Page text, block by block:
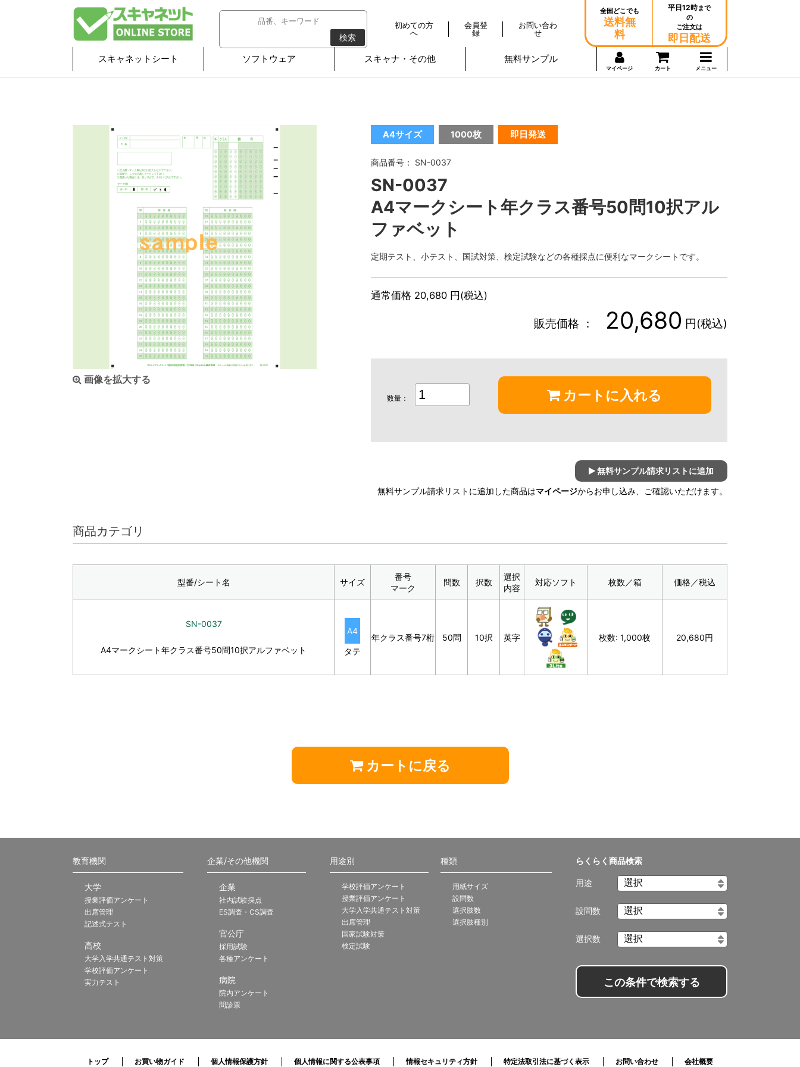
検索
初めての方
へ
会員登
録
お問い合わ
せ
全国どこでも
送料無
料
平日12時まで
の
ご注文は
即日配送
スキャネットシート ソフトウェア スキャナ・その他 無料サンプル
マイページ カート メニュー
画像を拡大する
A4サイズ 1000枚 即日発送
商品番号： SN-0037
SN-0037
A4マークシート年クラス番号50問10択アル
ファベット
定期テスト、小テスト、国試対策、検定試験などの各種採点に便利なマークシートです。
通常価格 20,680 円(税込)
販売価格 ： 20,680 円(税込)
数量： カートに入れる
無料サンプル請求リストに追加
無料サンプル請求リストに追加した商品はマイページからお申し込み、ご確認いただけます。
商品カテゴリ
型番/シート名 サイズ
番号
マーク
問数 択数
選択
内容
対応ソフト 枚数／箱 価格／税込
SN-0037
A4マークシート年クラス番号50問10択アルファベット
A4
タテ
年クラス番号7桁 50問 10択 英字 枚数: 1,000枚 20,680円
カートに戻る
らくらく商品検索
用途
設問数
選択数
この条件で検索する
教育機関
大学
授業評価アンケート
出席管理
記述式テスト
高校
大学入学共通テスト対策
学校評価アンケート
実力テスト
企業/その他機関
企業
社内試験採点
ES調査・CS調査
官公庁
採用試験
各種アンケート
病院
院内アンケート
問診票
用途別
学校評価アンケート
授業評価アンケート
大学入学共通テスト対策
出席管理
国家試験対策
検定試験
種類
用紙サイズ
設問数
選択肢数
選択肢種別
トップ お買い物ガイド 個人情報保護方針 個人情報に関する公表事項 情報セキュリティ方針 特定法取引法に基づく表示 お問い合わせ
会社概要